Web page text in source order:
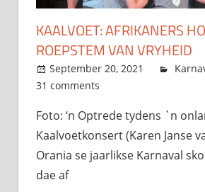
KAALVOET: AFRIKANERS
ROEPSTEM VAN VRYHEID
September 20, 2021 admin
31 comments
Foto: ‘n Optrede tydens `n
Kaalvoetkonsert (Karen Janse
Orania se jaarlikse Karnaval
dae af